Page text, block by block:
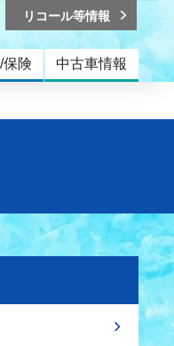
保険 中古車情報
リコール等情報